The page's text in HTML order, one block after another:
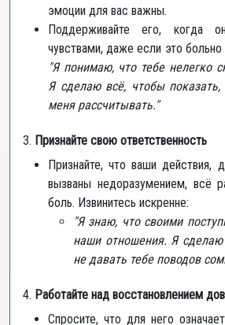
эмоции для вас важны.
Поддерживайте его, когда
чувствами, даже если это
"Я понимаю, что тебе нелегко
Я сделаю всё, чтобы
меня рассчитывать."
3. Признайте свою ответственность
Признайте, что ваши действия,
вызваны недоразумением, всё
боль. Извинитесь искренне:
"Я знаю, что своими
наши отношения. Я
не давать тебе поводов
4. Работайте над восстановлением
Спросите, что для него